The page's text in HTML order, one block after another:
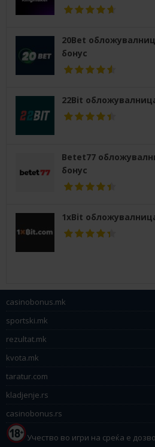
20Bet
бонус
22Bit
Betet77
бонус
1xBit
casinobonus.mk
sportski.mk
rezultat.mk
kvota.mk
taratur.com
kladjenje.rs
casinobonus.rs
Учество во игри на среќа е